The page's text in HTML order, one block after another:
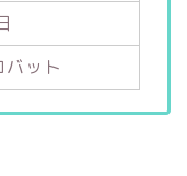
バット